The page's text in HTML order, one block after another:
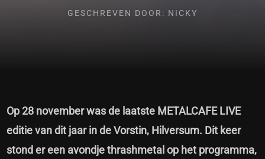
GESCHREVEN DOOR: NICKY
Op 28 november was de laatste METALCAFE LIVE
editie van dit jaar in de Vorstin, Hilversum. Dit keer
stond er een avondje thrashmetal op het programma,